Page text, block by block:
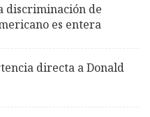
discriminación de
es entera
directa a Donald